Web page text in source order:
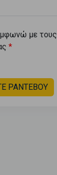
με τους
ΡΑΝΤΕΒΟΥ